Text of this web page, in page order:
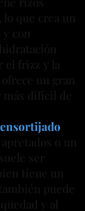
que crea un
con
el frizz y la
un gran
más difícil de
o un
ser
tiene un
puede
y al